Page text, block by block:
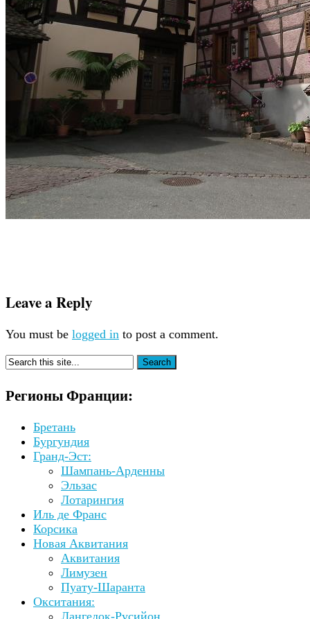
Leave a Reply
You must be logged in to post a comment.
Регионы Франции:
Бретань
Бургундия
Гранд-Эст:
Шампань-Арденны
Эльзас
Лотарингия
Иль де Франс
Корсика
Новая Аквитания
Аквитания
Лимузен
Пуату-Шаранта
Окситания:
Лангедок-Русийон